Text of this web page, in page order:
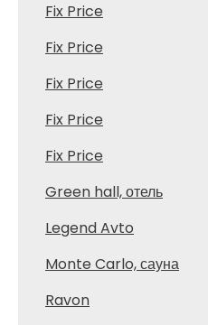
Fix Price
Fix Price
Fix Price
Fix Price
Fix Price
Green hall, отель
Legend Avto
Monte Carlo, сауна
Ravon